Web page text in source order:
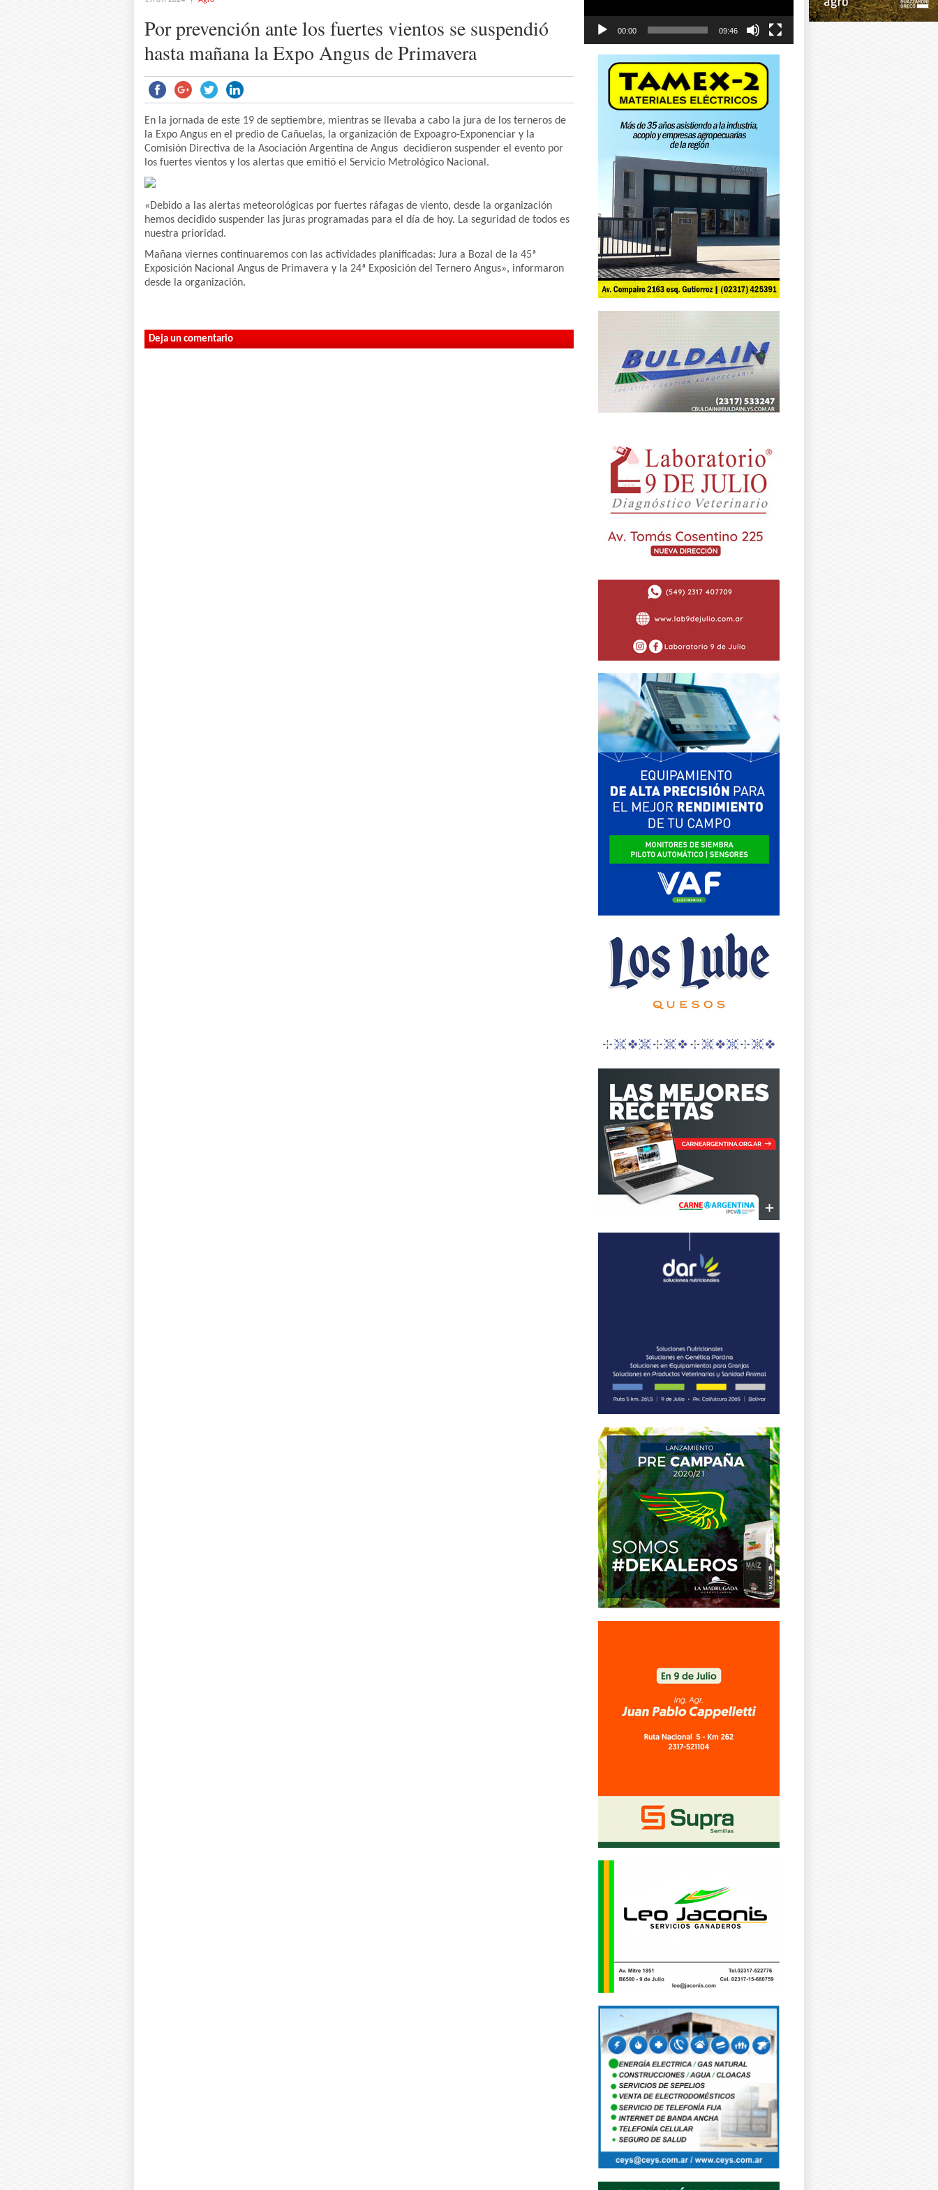
Por prevención ante los fuertes vientos se suspendió
hasta mañana la Expo Angus de Primavera
En la jornada de este 19 de septiembre, mientras se llevaba a cabo la jura de los terneros de
la Expo Angus en el predio de Cañuelas, la organización de Expoagro-Exponenciar y la
Comisión Directiva de la Asociación Argentina de Angus decidieron suspender el evento por
los fuertes vientos y los alertas que emitió el Servicio Metrológico Nacional.
«Debido a las alertas meteorológicas por fuertes ráfagas de viento, desde la organización
hemos decidido suspender las juras programadas para el día de hoy. La seguridad de todos es
nuestra prioridad.
Mañana viernes continuaremos con las actividades planificadas: Jura a Bozal de la 45ª
Exposición Nacional Angus de Primavera y la 24ª Exposición del Ternero Angus», informaron
desde la organización.
Deja un comentario
00:00 09:46